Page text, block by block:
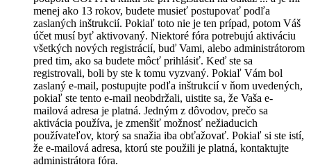
menej ako 13 rokov, budete musieť postupovať podľa
zaslaných inštrukcií. Pokiaľ toto nie je ten prípad, potom Váš
účet musí byť aktivovaný. Niektoré fóra potrebujú aktiváciu
všetkých nových registrácií, buď Vami, alebo administrátorom
pred tim, ako sa budete môcť prihlásiť. Keď ste sa
registrovali, boli by ste k tomu vyzvaný. Pokiaľ Vám bol
zaslaný e-mail, postupujte podľa inštrukcií v ňom uvedených,
pokiaľ ste tento e-mail neobdržali, uistite sa, že Vaša e-
mailová adresa je platná. Jedným z dôvodov, prečo sa
aktivácia používa, je zmenšiť možnosť nežiaducich
používateľov, ktorý sa snažia iba obťažovať. Pokiaľ si ste istí,
že e-mailová adresa, ktorú ste použili je platná, kontaktujte
administrátora fóra.